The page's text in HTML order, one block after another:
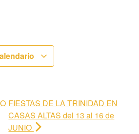
FIESTAS DE LA TRINIDAD EN
CASAS ALTAS del 13 al 16 de
JUNIO